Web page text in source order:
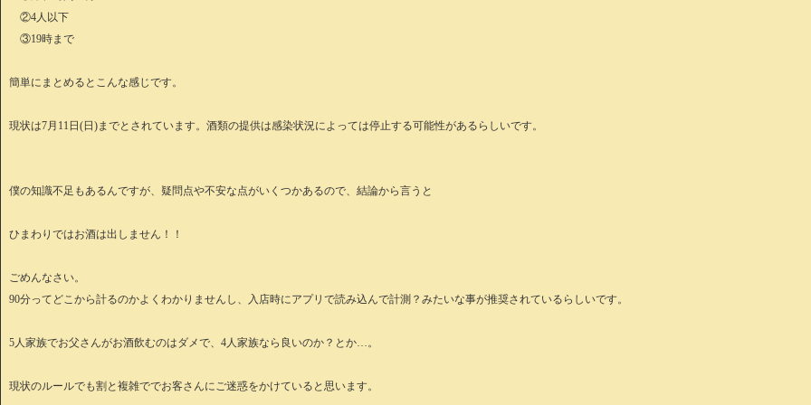
②4人以下
③19時まで
簡単にまとめるとこんな感じです。
現状は7月11日(日)までとされています。酒類の提供は感染状況によっては停止する可能性があるらしいです。
僕の知識不足もあるんですが、疑問点や不安な点がいくつかあるので、結論から言うと
ひまわりではお酒は出しません！！
ごめんなさい。
90分ってどこから計るのかよくわかりませんし、入店時にアプリで読み込んで計測？みたいな事が推奨されているらしいです。
5人家族でお父さんがお酒飲むのはダメで、4人家族なら良いのか？とか…。
現状のルールでも割と複雑ででお客さんにご迷惑をかけていると思います。